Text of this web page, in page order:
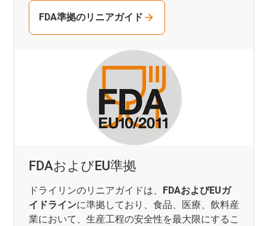
FDAおよびEU準拠
ドライリンのリニアガイドは、 FDAおよびEUガ
イドラインに準拠しており、食品、医療、飲料産
業において、生産工程の安全性を最大限にするこ
FDA準拠のリニアガイド